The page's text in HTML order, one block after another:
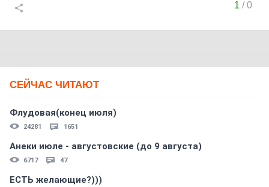
1 /0
СЕЙЧАС ЧИТАЮТ
Флудовая(конец июля)
24281 1651
Анеки июле - августовские (до 9 августа)
6717 47
ЕСТЬ желающие?)))